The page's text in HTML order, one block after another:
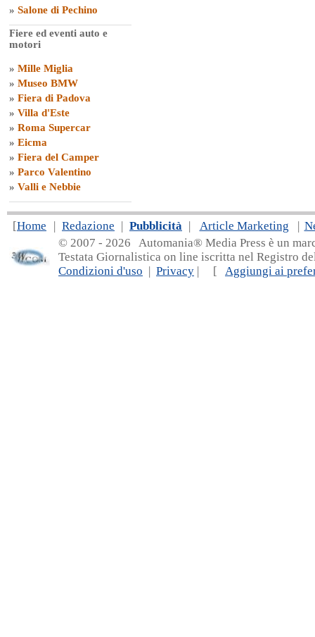
» Salone di Pechino
Fiere ed eventi auto e
motori
» Mille Miglia
» Museo BMW
» Fiera di Padova
» Villa d'Este
» Roma Supercar
» Eicma
» Fiera del Camper
» Parco Valentino
» Valli e Nebbie
[Home | Redazione | Pubblicità | Article Marketing |
© 2007 - 2026 Automania® Media Press è un
Testata Giornalistica on line iscritta nel Registro
Condizioni d'uso | Privacy | [ Aggiungi ai